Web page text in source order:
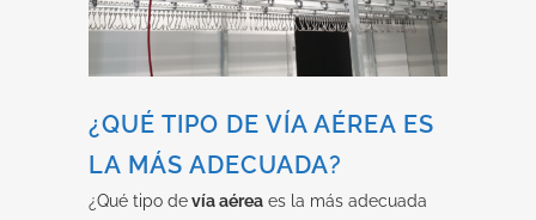
¿QUÉ TIPO DE VÍA AÉREA ES
LA MÁS ADECUADA?
¿Qué tipo devía aérea es la más adecuada